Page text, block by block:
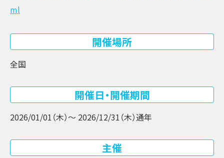
ml
開催場所
全国
開催日・開催期間
2026/01/01（木）〜 2026/12/31（木）通年
主催